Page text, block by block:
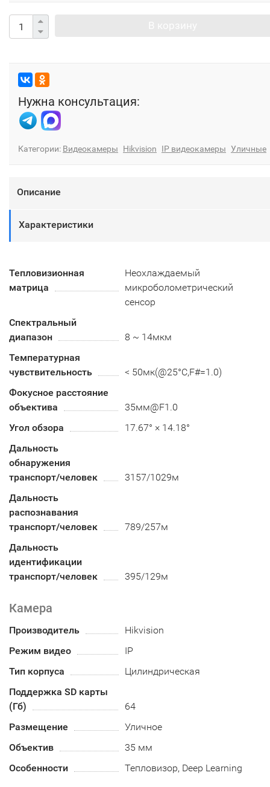
Нужна консультация:
Категории: Видеокамеры Hikvision IP видеокамеры Уличные
Описание
Характеристики
Тепловизионная
матрица
Неохлаждаемый
микроболометрический
сенсор
Спектральный
диапазон
8 ~ 14мкм
Температурная
чувствительность
< 50мк(@25°C,F#=1.0)
Фокусное расстояние
объектива
35мм@F1.0
Угол обзора
17.67° × 14.18°
Дальность
обнаружения
транспорт/человек
3157/1029м
Дальность
распознавания
транспорт/человек
789/257м
Дальность
идентификации
транспорт/человек
395/129м
Камера
Производитель
Hikvision
Режим видео
IP
Тип корпуса
Цилиндрическая
Поддержка SD карты
(Гб)
64
Размещение
Уличное
Объектив
35 мм
Особенности
Тепловизор, Deep Learning